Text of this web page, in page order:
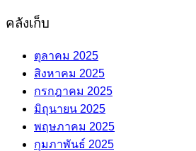
คลังเก็บ
ตุลาคม 2025
สิงหาคม 2025
กรกฎาคม 2025
มิถุนายน 2025
พฤษภาคม 2025
กุมภาพันธ์ 2025